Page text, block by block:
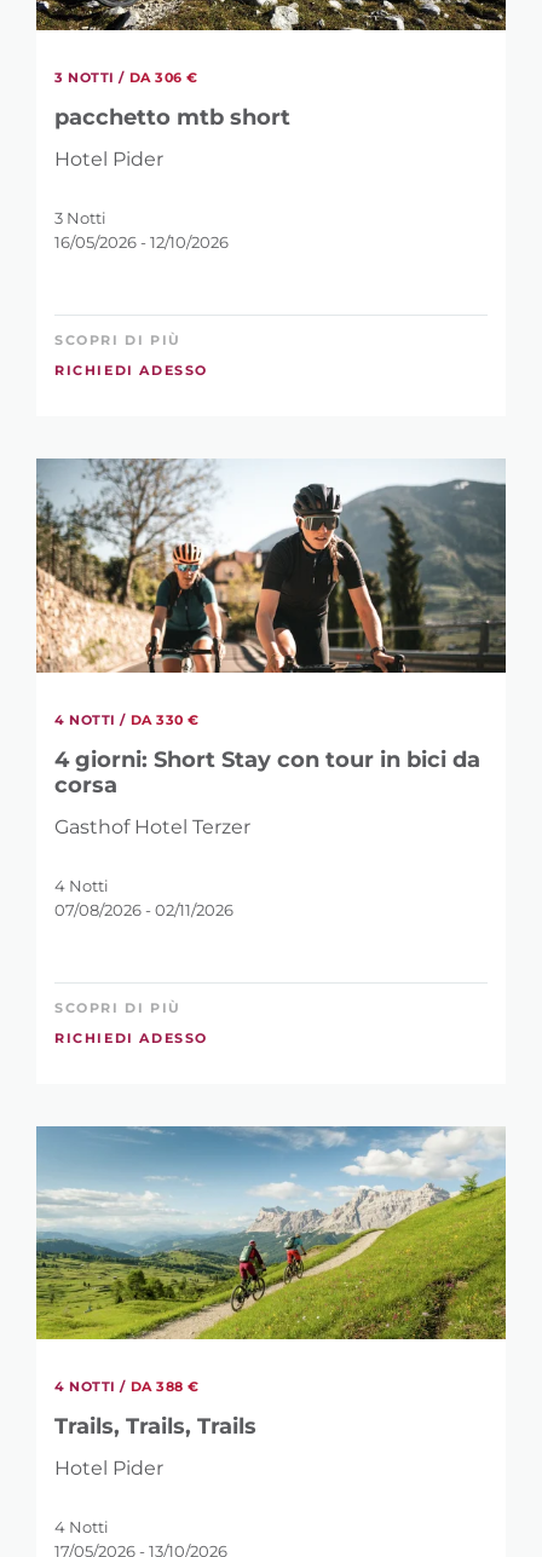
2
7
3 NOTTI / DA 306 €
pacchetto mtb short
Hotel Pider
3 Notti
16/05/2026 - 12/10/2026
SCOPRI DI PIÙ
RICHIEDI ADESSO
4 NOTTI / DA 330 €
4 giorni: Short Stay con tour in bici da
corsa
Gasthof Hotel Terzer
4 Notti
07/08/2026 - 02/11/2026
SCOPRI DI PIÙ
RICHIEDI ADESSO
4 NOTTI / DA 388 €
Trails, Trails, Trails
Hotel Pider
4 Notti
17/05/2026 - 13/10/2026